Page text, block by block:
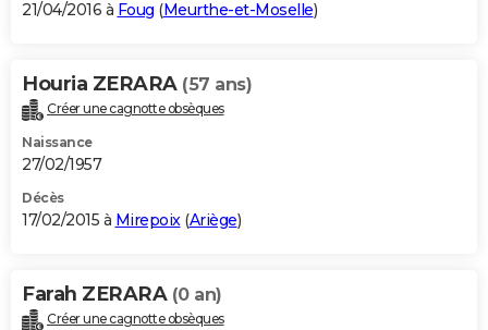
21/04/2016 à Foug (Meurthe-et-Moselle)
Houria ZERARA (57 ans)
Créer une cagnotte obsèques
Naissance
27/02/1957
Décès
17/02/2015 à Mirepoix(Ariège)
Farah ZERARA (0 an)
Créer une cagnotte obsèques